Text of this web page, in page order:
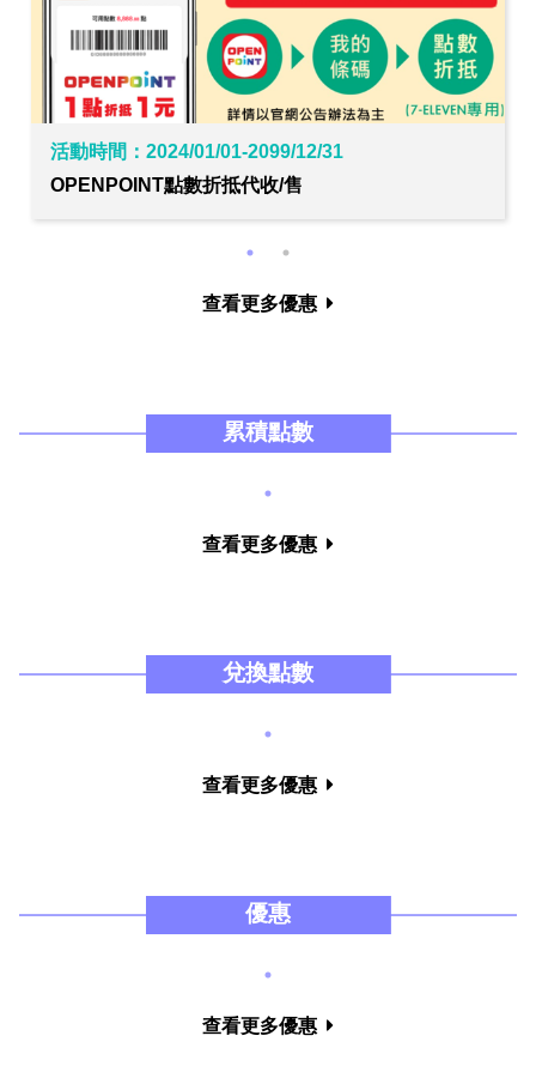
活動時間：2024/01/01-2099/12/31
OPENPOINT點數折抵代收/售
活動時間：2022/01/01-2026/12/31
影片教學
查看更多優惠
累積點數
查看更多優惠
兌換點數
查看更多優惠
優惠
查看更多優惠